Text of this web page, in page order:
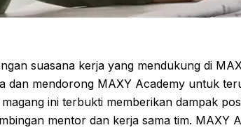
suasana kerja yang mendukung di
dan mendorong MAXY Academy untuk
ini terbukti memberikan dampak
mentor dan kerja sama tim. MAXY